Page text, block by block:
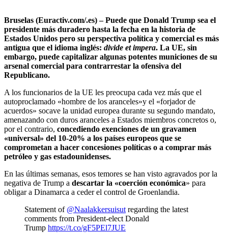
Bruselas (Euractiv.com/.es) – Puede que Donald Trump sea el
presidente más duradero hasta la fecha en la historia de
Estados Unidos pero su perspectiva política y comercial es más
antigua que el idioma inglés: divide et impera. La UE, sin
embargo, puede capitalizar algunas potentes municiones de su
arsenal comercial para contrarrestar la ofensiva del
Republicano.
A los funcionarios de la UE les preocupa cada vez más que el
autoproclamado «hombre de los aranceles»y el «forjador de
acuerdos» socave la unidad europea durante su segundo mandato,
amenazando con duros aranceles a Estados miembros concretos o,
por el contrario, concediendo exenciones de un gravamen
«universal» del 10-20% a los países europeos que se
comprometan a hacer concesiones políticas o a comprar más
petróleo y gas estadounidenses.
En las últimas semanas, esos temores se han visto agravados por la
negativa de Trump a descartar la «coerción económica» para
obligar a Dinamarca a ceder el control de Groenlandia.
Statement of @Naalakkersuisut regarding the latest
comments from President-elect Donald
Trump https://t.co/gF5PEl7JUE